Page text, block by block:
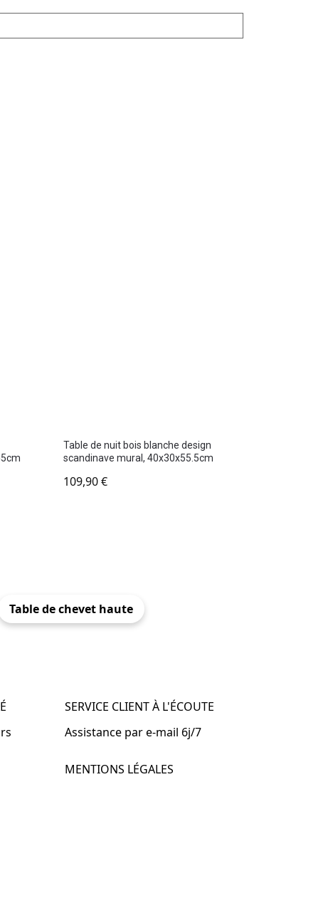
Table de nuit bois blanche design
scandinave mural, 40x30x55.5cm
109,90€
Table de chevet haute
SERVICE CLIENT À L'ÉCOUTE
Assistance par e-mail 6j/7
MENTIONS LÉGALES